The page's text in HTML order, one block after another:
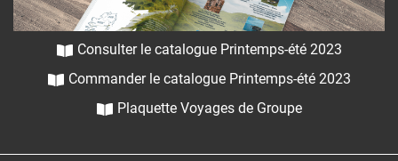
Consulter le catalogue Printemps-été 2023
Commander le catalogue Printemps-été 2023
Plaquette Voyages de Groupe